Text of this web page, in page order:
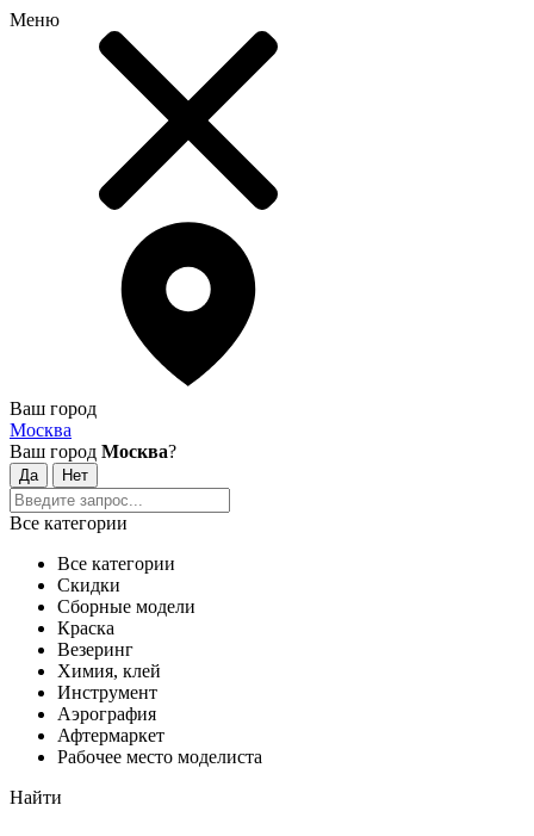
Меню
Ваш город
Москва
Ваш город Москва?
Все категории
Все категории
Скидки
Сборные модели
Краска
Везеринг
Химия, клей
Инструмент
Аэрография
Афтермаркет
Рабочее место моделиста
Найти